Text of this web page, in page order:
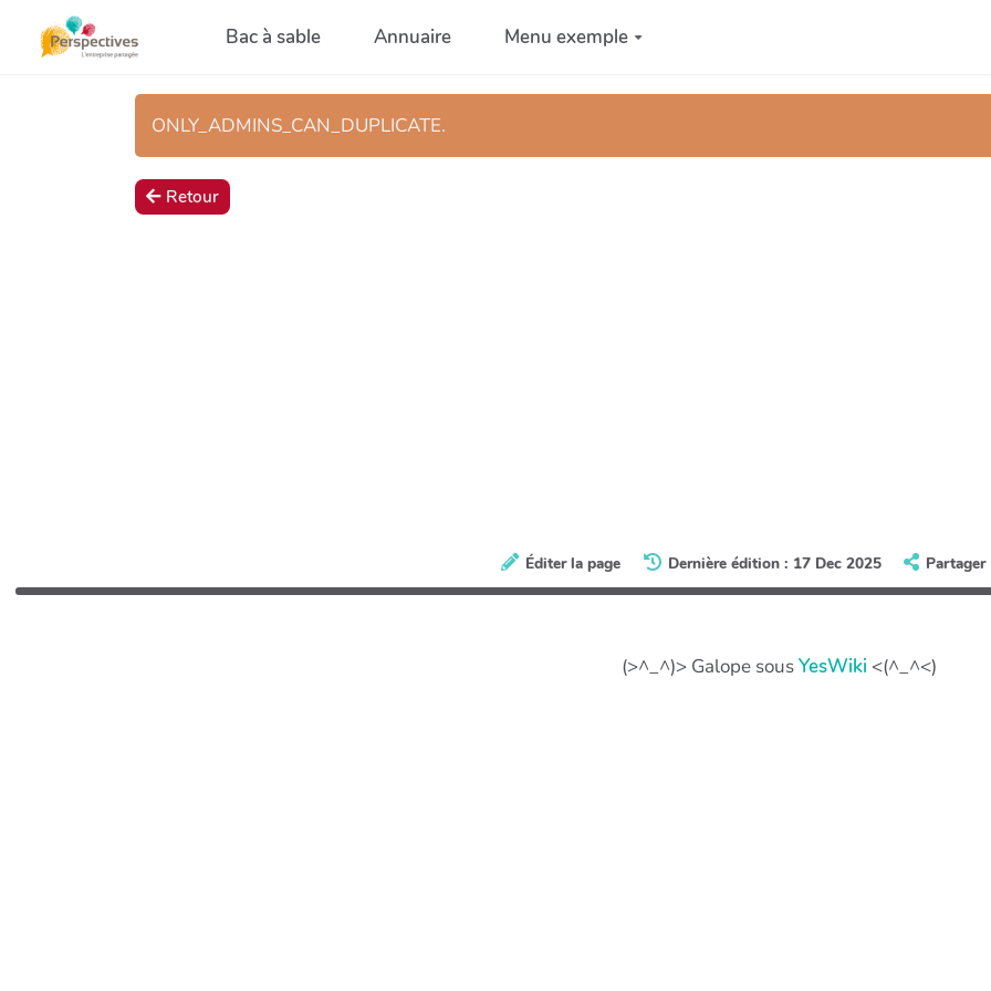
Aller au contenu principalBac à sable Annuaire Menu exemple
ONLY_ADMINS_CAN_DUPLICATE.
Retour
Éditer la page Dernière édition : 17 Dec 2025 Partager
(>^_^)> Galope sousYesWiki <(^_^<)